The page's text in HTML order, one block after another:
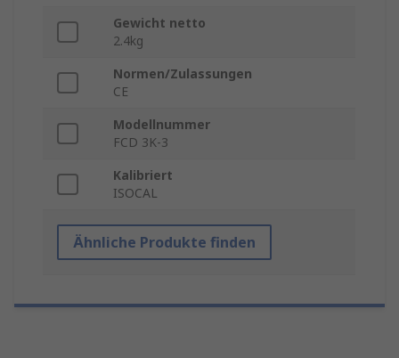
Gewicht netto
2.4kg
Normen/Zulassungen
CE
Modellnummer
FCD 3K-3
Kalibriert
ISOCAL
Ähnliche Produkte finden